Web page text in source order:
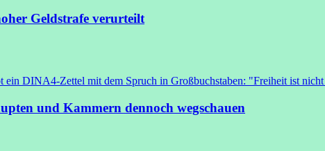
Geldstrafe verurteilt
und Kammern dennoch wegschauen